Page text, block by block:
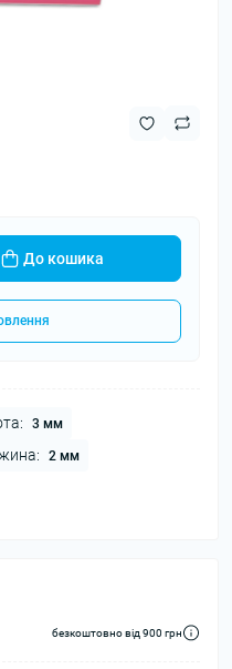
До кошика
3 мм
2 мм
безкоштовно від 900 грн